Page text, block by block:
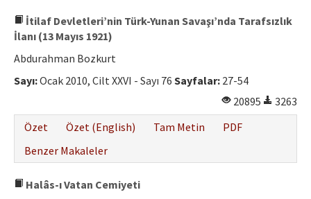
İtilaf Devletleri’nin Türk-Yunan Savaşı’nda Tarafsızlık
İlanı (13 Mayıs 1921)
Abdurahman Bozkurt
Sayı:Ocak 2010, Cilt XXVI - Sayı 76 Sayfalar: 27-54
20895
3263
Özet
Özet (English) Tam Metin
PDF
Benzer Makaleler
Halâs-ı Vatan Cemiyeti